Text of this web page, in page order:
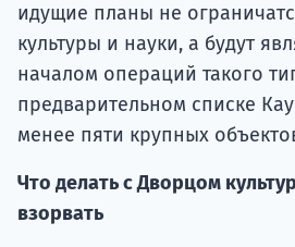
идущие планы не
культуры и науки, а будут
началом операций такого
предварительном списке
менее пяти крупных
Что делать с Дворцом
взорвать